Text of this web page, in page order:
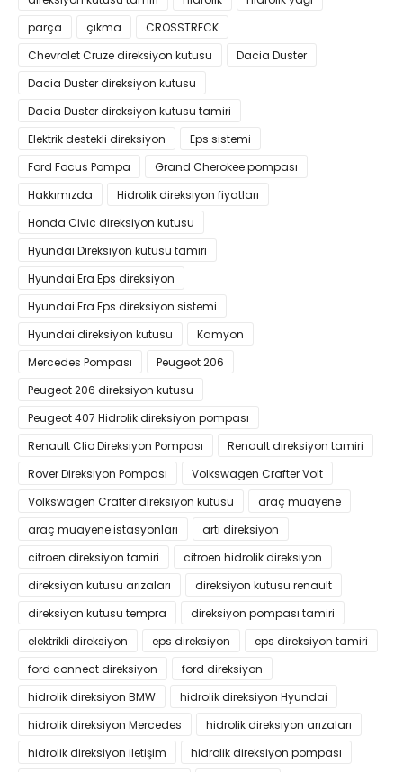
parça
çıkma
CROSSTRECK
Chevrolet Cruze direksiyon kutusu
Dacia Duster
Dacia Duster direksiyon kutusu
Dacia Duster direksiyon kutusu tamiri
Elektrik destekli direksiyon
Eps sistemi
Ford Focus Pompa
Grand Cherokee pompası
Hakkımızda
Hidrolik direksiyon fiyatları
Honda Civic direksiyon kutusu
Hyundai Direksiyon kutusu tamiri
Hyundai Era Eps direksiyon
Hyundai Era Eps direksiyon sistemi
Hyundai direksiyon kutusu
Kamyon
Mercedes Pompası
Peugeot 206
Peugeot 206 direksiyon kutusu
Peugeot 407 Hidrolik direksiyon pompası
Renault Clio Direksiyon Pompası
Renault direksiyon tamiri
Rover Direksiyon Pompası
Volkswagen Crafter Volt
Volkswagen Crafter direksiyon kutusu
araç muayene
araç muayene istasyonları
artı direksiyon
citroen direksiyon tamiri
citroen hidrolik direksiyon
direksiyon kutusu arızaları
direksiyon kutusu renault
direksiyon kutusu tempra
direksiyon pompası tamiri
elektrikli direksiyon
eps direksiyon
eps direksiyon tamiri
ford connect direksiyon
ford direksiyon
hidrolik direksiyon BMW
hidrolik direksiyon Hyundai
hidrolik direksiyon Mercedes
hidrolik direksiyon arızaları
hidrolik direksiyon iletişim
hidrolik direksiyon pompası